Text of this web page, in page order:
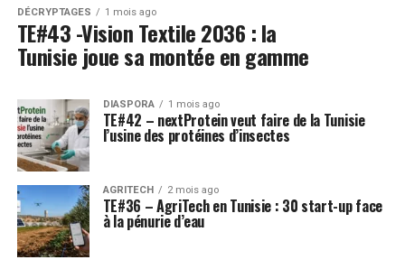
DÉCRYPTAGES 1 mois ago
TE#43 -Vision Textile 2036 : la
Tunisie joue sa montée en gamme
DIASPORA 1 mois ago
TE#42 – nextProtein veut faire de la Tunisie
l’usine des protéines d’insectes
AGRITECH 2 mois ago
TE#36 – AgriTech en Tunisie : 30 start-up face
à la pénurie d’eau